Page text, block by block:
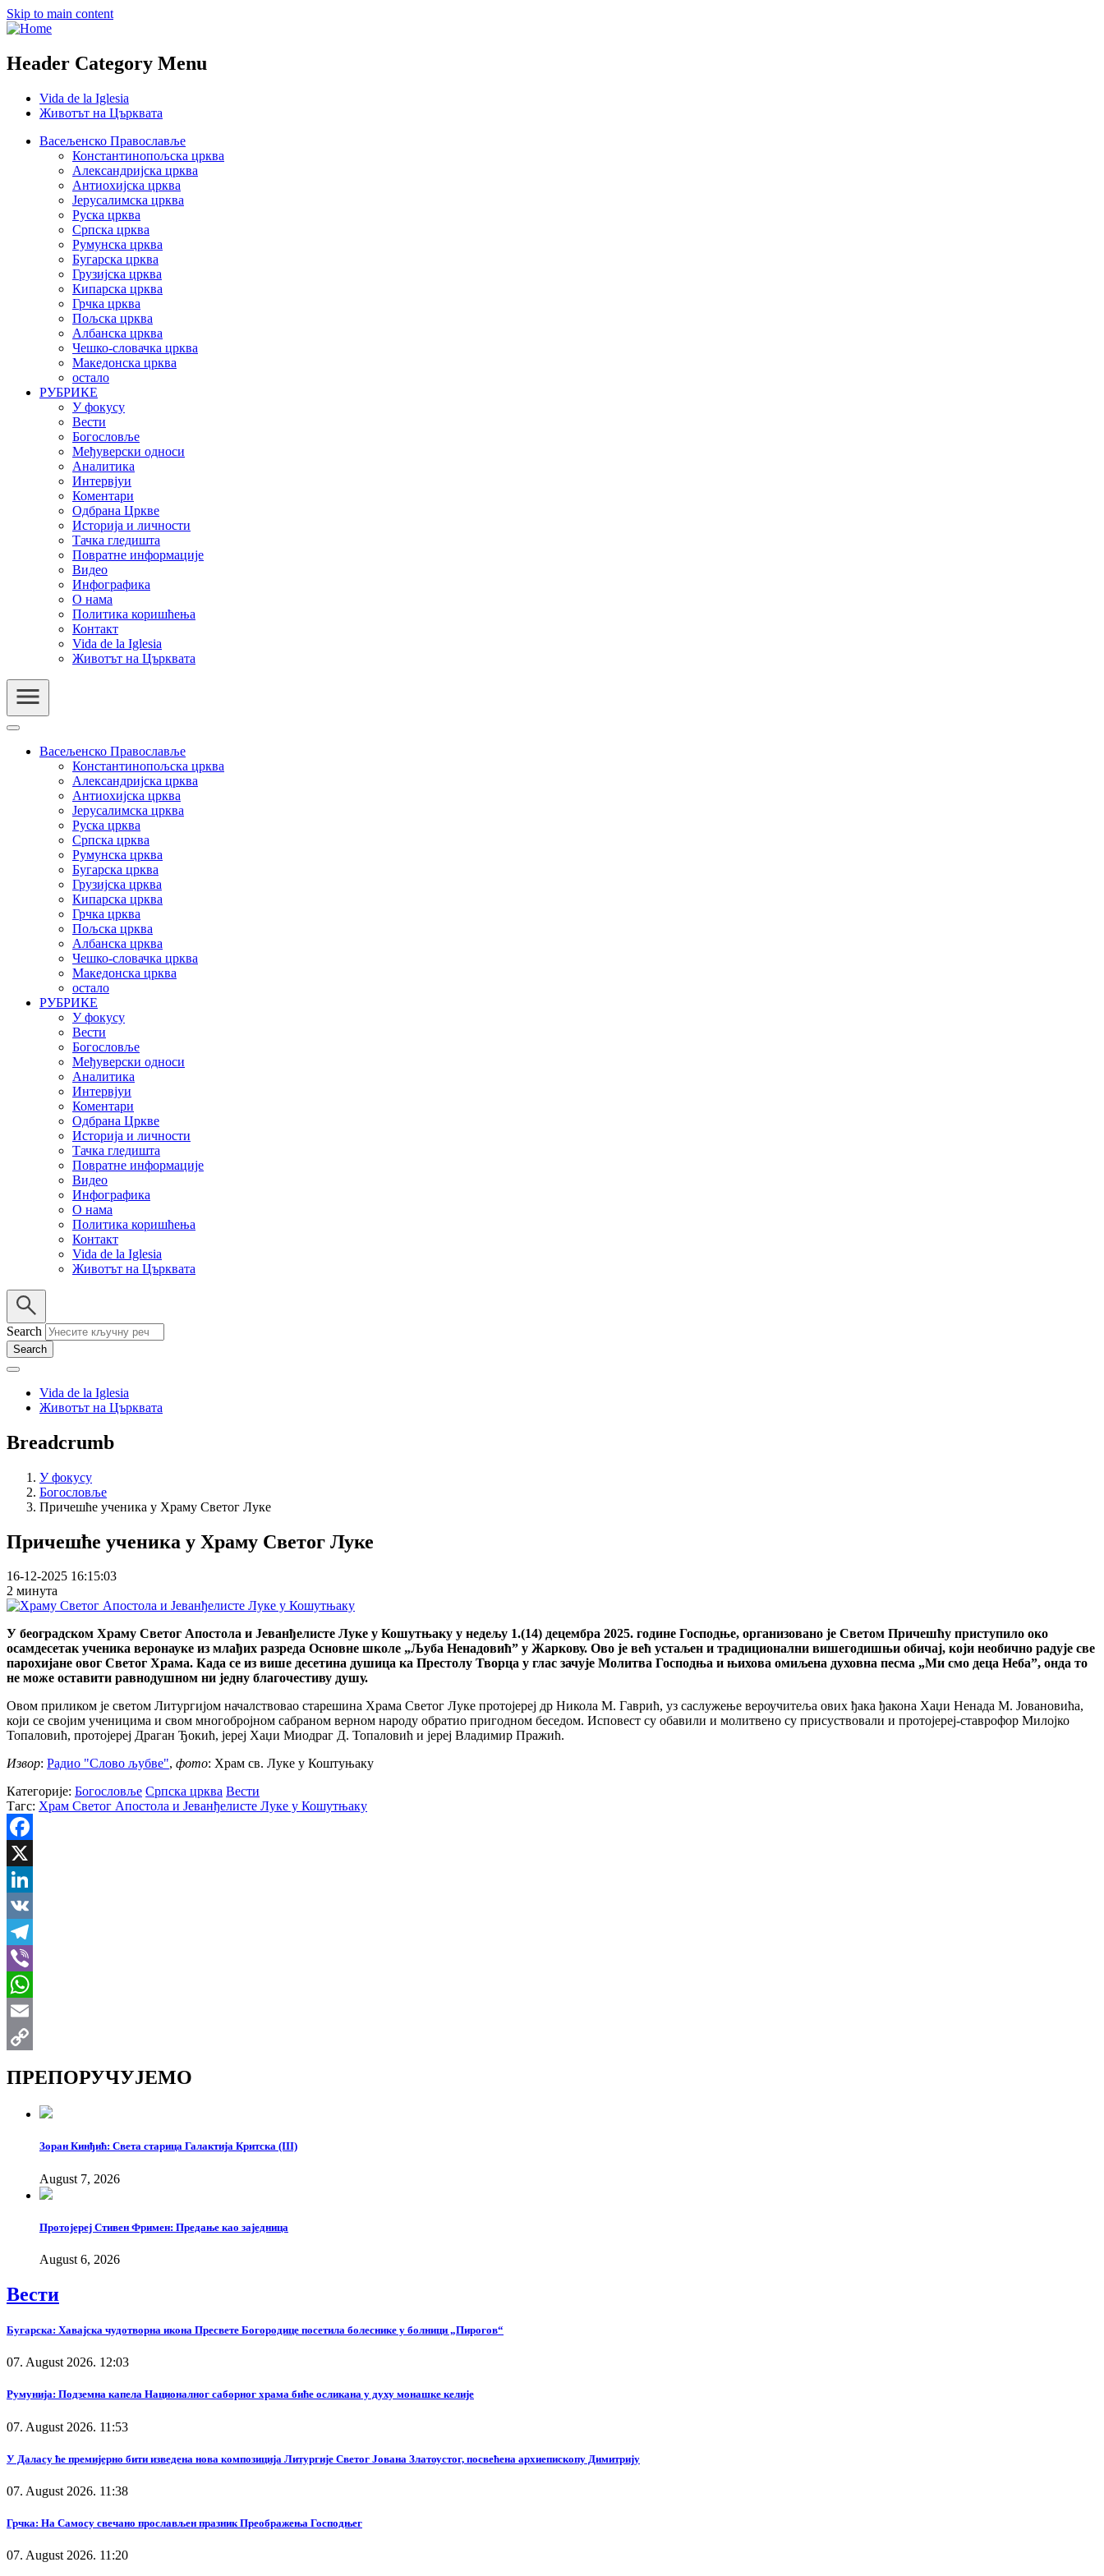
Skip to main content
Header Category Menu
Vida de la Iglesia
Животът на Църквата
Васељенско Православље
Константинопољска црква
Александријска црква
Антиохијска црква
Јерусалимска црква
Руска црква
Српска црква
Румунска црква
Бугарска црква
Грузијска црква
Кипарска црква
Грчка црква
Пољска црква
Албанска црква
Чешко-словачка црква
Македонска црква
остало
РУБРИКЕ
У фокусу
Вести
Богословље
Међуверски односи
Аналитика
Интервјуи
Коментари
Одбрана Цркве
Историја и личности
Тачка гледишта
Повратне информације
Видео
Инфографика
О нама
Политика коришћења
Контакт
Vida de la Iglesia
Животът на Църквата
Васељенско Православље
Константинопољска црква
Александријска црква
Антиохијска црква
Јерусалимска црква
Руска црква
Српска црква
Румунска црква
Бугарска црква
Грузијска црква
Кипарска црква
Грчка црква
Пољска црква
Албанска црква
Чешко-словачка црква
Македонска црква
остало
РУБРИКЕ
У фокусу
Вести
Богословље
Међуверски односи
Аналитика
Интервјуи
Коментари
Одбрана Цркве
Историја и личности
Тачка гледишта
Повратне информације
Видео
Инфографика
О нама
Политика коришћења
Контакт
Vida de la Iglesia
Животът на Църквата
Search
Vida de la Iglesia
Животът на Църквата
Breadcrumb
У фокусу
Богословље
Причешће ученика у Храму Светог Луке
Причешће ученика у Храму Светог Луке
16-12-2025 16:15:03
2 минута
У београдском Храму Светог Апостола и Јеванђелисте Луке у Кошутњаку у недељу 1.(14) децембра 2025. године Господње, организовано је Светом Причешћу приступило око
осамдесетак ученика веронауке из млађих разреда Основне школе „Љуба Ненадовић” у Жаркову. Ово је већ устаљен и традиционални вишегодишњи обичај, који необично радује све
парохијане овог Светог Храма. Када се из више десетина душица ка Престолу Творца у глас зачује Молитва Господња и њихова омиљена духовна песма „Ми смо деца Неба”, онда то
не може оставити равнодушном ни једну благочестиву душу.
Овом приликом је светом Литургијом началствовао старешина Храма Светог Луке протојереј др Никола М. Гаврић, уз саслужење вероучитеља ових ђака ђакона Хаџи Ненада М. Јовановића,
који се својим ученицима и свом многобројном сабраном верном народу обратио пригодном беседом. Исповест су обавили и молитвено су присуствовали и протојереј-ставрофор Милојко
Топаловић, протојереј Драган Ђокић, јереј Хаџи Миодраг Д. Топаловић и јереј Владимир Пражић.
Извор: Радио "Слово љубве", фото: Храм св. Луке у Коштуњаку
Категорије: Богословље Српска црква Вести
Тагс: Храм Светог Апостола и Јеванђелисте Луке у Кошутњаку
Facebook
X
LinkedIn
VK
Telegram
Viber
WhatsApp
Email
ПРЕПОРУЧУЈЕМО
Зоран Кинђић: Света старица Галактија Критска (III)
August 7, 2026
Протојереј Стивен Фримен: Предање као заједница
August 6, 2026
Вести
Бугарска: Хавајска чудотворна икона Пресвете Богородице посетила болеснике у болници „Пирогов“
07. August 2026. 12:03
Румунија: Подземна капела Националног саборног храма биће осликана у духу монашке келије
07. August 2026. 11:53
У Даласу ће премијерно бити изведена нова композиција Литургије Светог Јована Златоустог, посвећена архиепископу Димитрију
07. August 2026. 11:38
Грчка: На Самосу свечано прослављен празник Преображења Господњег
07. August 2026. 11:20